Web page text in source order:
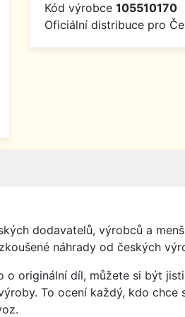
Kód výrobce 105510170
Oficiální distribuce pro
dodavatelů, výrobců a
náhrady od českých
o originální díl, můžete si být
To ocení každý, kdo